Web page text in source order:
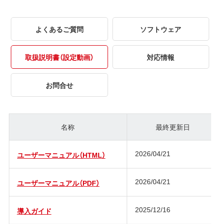
よくあるご質問 ソフトウェア
取扱説明書（設定動画） 対応情報
お問合せ
名称 最終更新日
ユーザーマニュアル（HTML） 2026/04/21
ユーザーマニュアル（PDF） 2026/04/21
導入ガイド 2025/12/16